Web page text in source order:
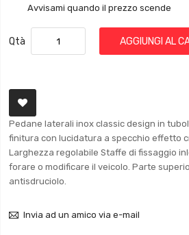
Avvisami quando il prezzo scende
Qtà AGGIUNGI AL
Pedane laterali inox classic design in
finitura con lucidatura a specchio effetto
Larghezza regolabile Staffe di fissaggio
forare o modificare il veicolo. Parte
antisdruciolo.
Invia ad un amico via e-mail